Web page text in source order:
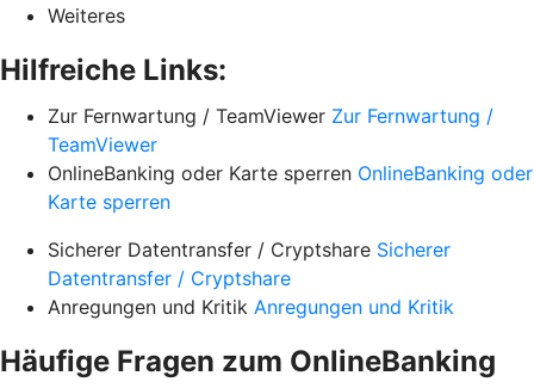
Weiteres
Hilfreiche Links:
Zur Fernwartung / TeamViewer Zur Fernwartung /
TeamViewer
OnlineBanking oder Karte sperren OnlineBanking oder
Karte sperren
Sicherer Datentransfer / Cryptshare Sicherer
Datentransfer / Cryptshare
Anregungen und Kritik Anregungen und Kritik
Häufige Fragen zum OnlineBanking